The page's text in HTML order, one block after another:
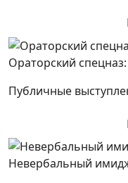
Ораторский
Публичные
Невербальный